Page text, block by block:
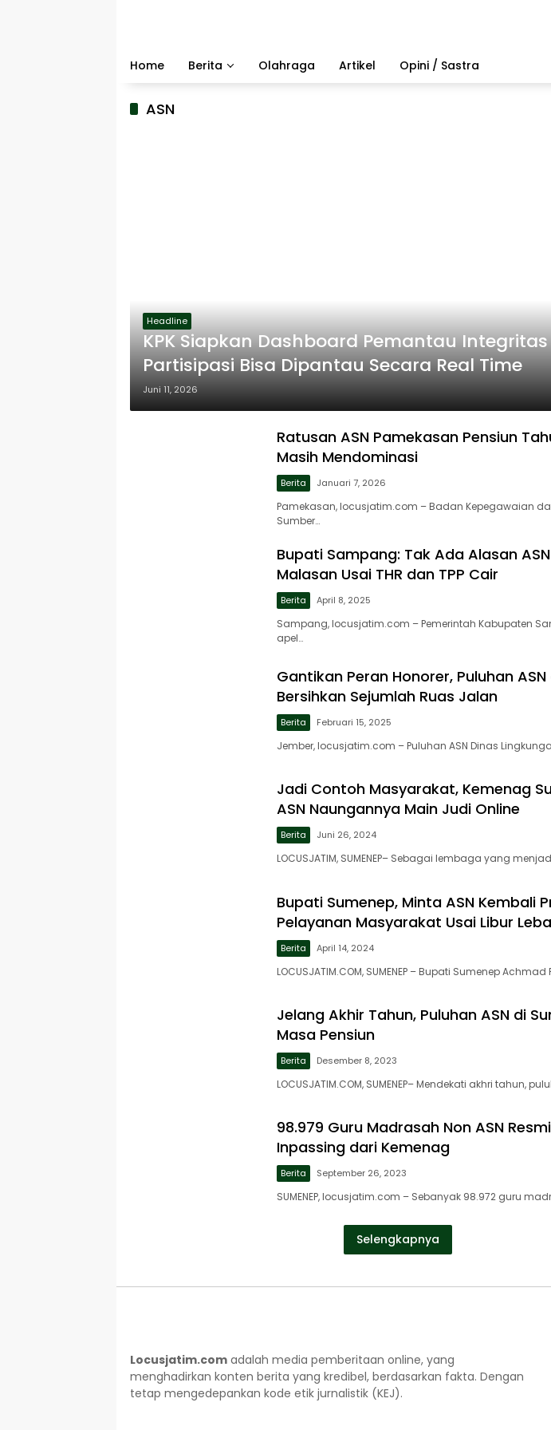
Home
Berita Olahraga Artikel Opini / Sastra
ASN
Headline
KPK Siapkan Dashboard Pemantau Integritas
Partisipasi Bisa Dipantau Secara Real Time
Juni 11, 2026
Ratusan ASN Pamekasan Pensiun
Masih Mendominasi
Berita Januari 7, 2026
Pamekasan, locusjatim.com – Badan Kepegawaian
Sumber…
Bupati Sampang: Tak Ada Alasan
Malasan Usai THR dan TPP Cair
Berita April 8, 2025
Sampang, locusjatim.com – Pemerintah Kabupaten
apel…
Gantikan Peran Honorer, Puluhan
Bersihkan Sejumlah Ruas Jalan
Berita Februari 15, 2025
Jember, locusjatim.com – Puluhan ASN Dinas
Jadi Contoh Masyarakat, Kemenag
ASN Naungannya Main Judi Online
Berita Juni 26, 2024
LOCUSJATIM, SUMENEP– Sebagai lembaga yang
Bupati Sumenep, Minta ASN Kembali
Pelayanan Masyarakat Usai Libur
Berita April 14, 2024
LOCUSJATIM.COM, SUMENEP – Bupati Sumenep
Jelang Akhir Tahun, Puluhan ASN di
Masa Pensiun
Berita Desember 8, 2023
LOCUSJATIM.COM, SUMENEP– Mendekati akhri tahun,
98.979 Guru Madrasah Non ASN
Inpassing dari Kemenag
Berita September 26, 2023
SUMENEP, locusjatim.com – Sebanyak 98.972 guru
Selengkapnya
Locusjatim.com adalah media pemberitaan online, yang
menghadirkan konten berita yang kredibel, berdasarkan fakta. Dengan
tetap mengedepankan kode etik jurnalistik (KEJ).